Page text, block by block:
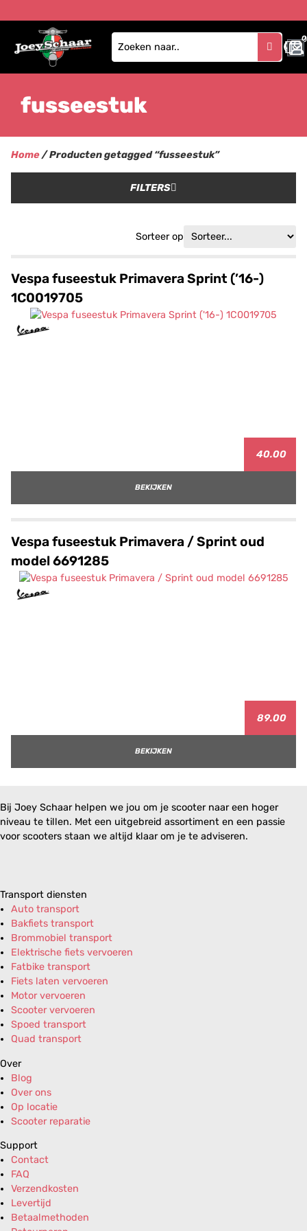
0
0
fusseestuk
Home/ Producten getagged “fusseestuk”
FILTERS
Sorteer op
Vespa fuseestuk Primavera Sprint (’16-)
1C0019705
40.00
BEKIJKEN
Vespa fuseestuk Primavera / Sprint oud
model 6691285
89.00
BEKIJKEN
Bij Joey Schaar helpen we jou om je scooter naar een hoger
niveau te tillen. Met een uitgebreid assortiment en een passie
voor scooters staan we altijd klaar om je te adviseren.
Transport diensten
Auto transport
Bakfiets transport
Brommobiel transport
Elektrische fiets vervoeren
Fatbike transport
Fiets laten vervoeren
Motor vervoeren
Scooter vervoeren
Spoed transport
Quad transport
Over
Blog
Over ons
Op locatie
Scooter reparatie
Support
Contact
FAQ
Verzendkosten
Levertijd
Betaalmethoden